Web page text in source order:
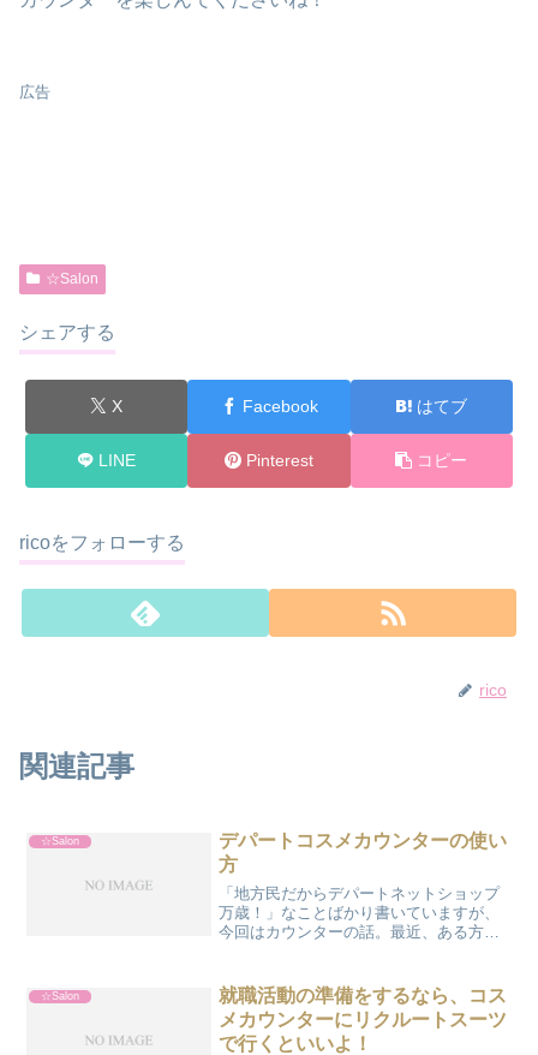
広告
☆Salon
シェアする
X Facebook はてブ
LINE Pinterest コピー
ricoをフォローする
rico
関連記事
☆Salon
デパートコスメカウンターの使い
方
「地方民だからデパートネットショップ
万歳！」なことばかり書いていますが、
今回はカウンターの話。最近、ある方か
ひどいのはむしろドラッグストアのカウ
ンターじゃないかな。とあ...
☆Salon
就職活動の準備をするなら、コス
メカウンターにリクルートスーツ
で行くといいよ！